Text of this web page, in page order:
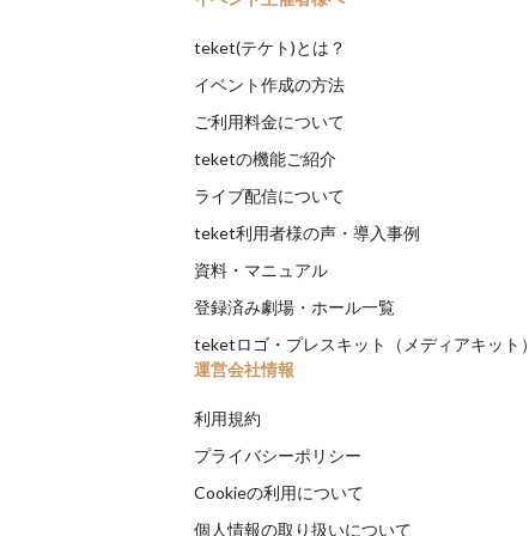
teket(テケト)とは？
イベント作成の方法
ご利用料金について
teketの機能ご紹介
ライブ配信について
teket利用者様の声・導入事例
資料・マニュアル
登録済み劇場・ホール一覧
teketロゴ・プレスキット（メディアキット）
運営会社情報
利用規約
プライバシーポリシー
Cookieの利用について
個人情報の取り扱いについて